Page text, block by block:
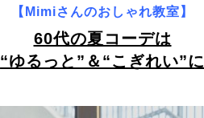
【Mimiさんのおしゃれ教室】
60代の夏コーデは
“ゆるっと”＆“こぎれい”に